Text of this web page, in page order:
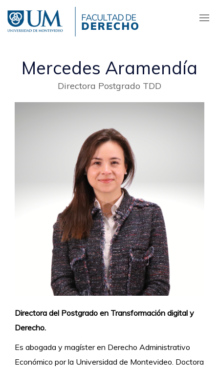
contenido
principal
Mercedes Aramendía
Directora Postgrado TDD
Directora del Postgrado en Transformación digital y
Derecho.
Es abogada y magíster en Derecho Administrativo
Económico por la Universidad de Montevideo. Doctora